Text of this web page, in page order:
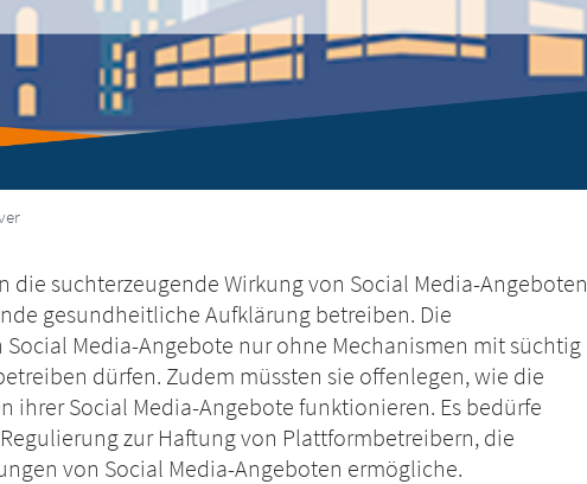
die suchterzeugende Wirkung von Social Media-Angeboten
gesundheitliche Aufklärung betreiben. Die
Media-Angebote nur ohne Mechanismen mit süchtig
dürfen. Zudem müssten sie offenlegen, wie die
ihrer Social Media-Angebote funktionieren. Es bedürfe
zur Haftung von Plattformbetreibern, die
von Social Media-Angeboten ermögliche.